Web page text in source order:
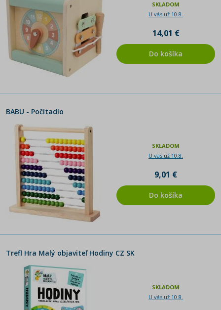
SKLADOM
U vás už 10.8.
14,01 €
Do košíka
BABU - Počítadlo
SKLADOM
U vás už 10.8.
9,01 €
Do košíka
Trefl Hra Malý objaviteľ Hodiny CZ SK
SKLADOM
U vás už 10.8.